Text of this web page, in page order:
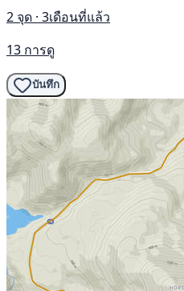
2 จุด · 3เดือนที่แล้ว
13 การดู
บันทึก